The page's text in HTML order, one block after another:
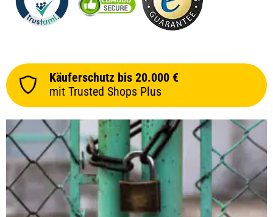
Käuferschutz bis 20.000 €
mit Trusted Shops Plus